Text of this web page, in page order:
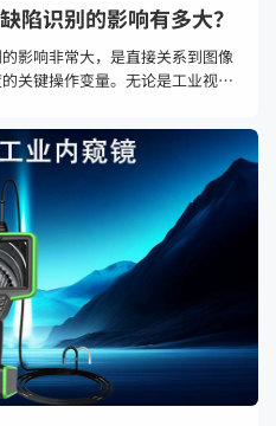
陷识别的影响有多大？
影响非常大，是直接关系到图像
关键操作变量。无论是工业视频
对焦失败和微小缺陷（如细微裂
则降低检测效率。